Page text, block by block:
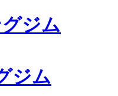
ジム